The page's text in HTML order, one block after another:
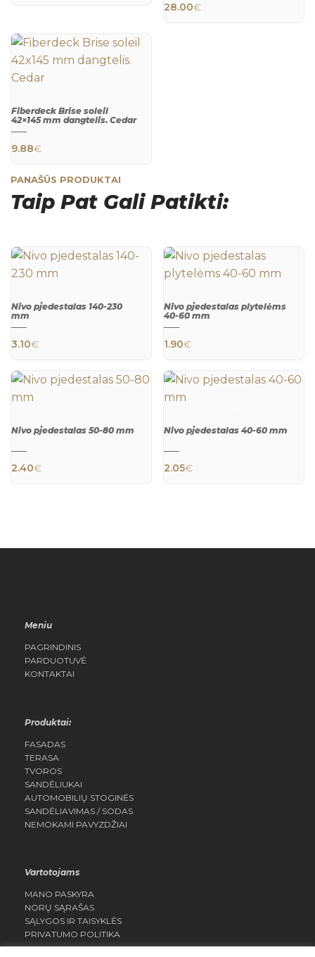
28.00€
Fiberdeck Brise soleil
42×145 mm dangtelis. Cedar
9.88€
PANAŠŪS PRODUKTAI
Taip Pat Gali Patikti:
Nivo pjedestalas 140-230
mm
3.10€
Nivo pjedestalas plytelėms
40-60 mm
1.90€
Nivo pjedestalas 50-80 mm
2.40€
Nivo pjedestalas 40-60 mm
2.05€
Meniu
PAGRINDINIS
PARDUOTUVĖ
KONTAKTAI
Produktai:
FASADAS
TERASA
TVOROS
SANDĖLIUKAI
AUTOMOBILIŲ STOGINĖS
SANDĖLIAVIMAS / SODAS
NEMOKAMI PAVYZDŽIAI
Vartotojams
MANO PASKYRA
NORŲ SĄRAŠAS
SĄLYGOS IR TAISYKLĖS
PRIVATUMO POLITIKA